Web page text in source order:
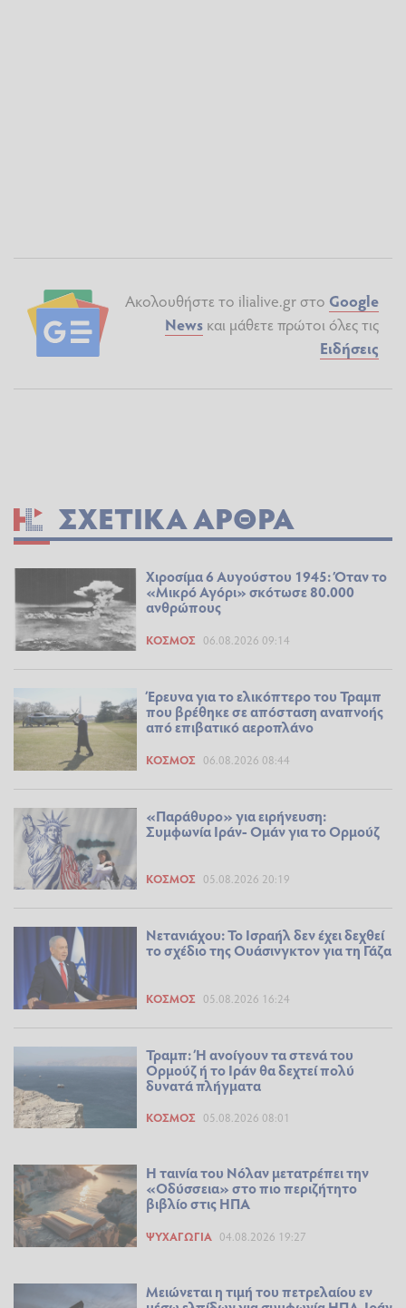
Ακολουθήστε το ilialive.gr στο Google
News και μάθετε πρώτοι όλες τις
Ειδήσεις
ΣΧΕΤΙΚΆ ΆΡΘΡΑ
Χιροσίμα 6 Αυγούστου 1945: Όταν το
«Μικρό Αγόρι» σκότωσε 80.000
ανθρώπους
ΚΌΣΜΟΣ 06.08.2026 09:14
Έρευνα για το ελικόπτερο του Τραμπ
που βρέθηκε σε απόσταση αναπνοής
από επιβατικό αεροπλάνο
ΚΌΣΜΟΣ 06.08.2026 08:44
«Παράθυρο» για ειρήνευση:
Συμφωνία Ιράν- Ομάν για το Ορμούζ
ΚΌΣΜΟΣ 05.08.2026 20:19
Νετανιάχου: Το Ισραήλ δεν έχει δεχθεί
το σχέδιο της Ουάσινγκτον για τη Γάζα
ΚΌΣΜΟΣ 05.08.2026 16:24
Τραμπ: Ή ανοίγουν τα στενά του
Ορμούζ ή το Ιράν θα δεχτεί πολύ
δυνατά πλήγματα
ΚΌΣΜΟΣ 05.08.2026 08:01
Η ταινία του Νόλαν μετατρέπει την
«Οδύσσεια» στο πιο περιζήτητο
βιβλίο στις ΗΠΑ
ΨΥΧΑΓΩΓΊΑ 04.08.2026 19:27
Μειώνεται η τιμή του πετρελαίου εν